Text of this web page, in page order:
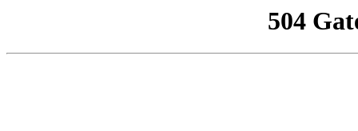
504